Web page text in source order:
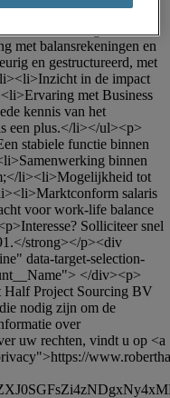
Accountancy-
li><li>Ervaring in
met balansrekeningen en
en gestructureerd, met
in de impact
met Business
kennis van het
een plus.</li></ul><p>
stabiele functie binnen
binnen
li><li>Mogelijkheid tot
salaris
voor work-life balance
Solliciteer snel
strong></p><div
data-target-selection-
</div><p>
Project Sourcing BV
nodig zijn om de
over
uw rechten, vindt u op <a